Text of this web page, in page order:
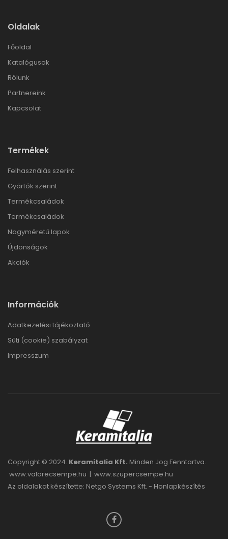
Oldalak
Főoldal
Katalógusok
Rólunk
Partnereink
Kapcsolat
Termékek
Felhasználás szerint
Gyártók szerint
Termékcsaládok
Termékcsaládok
Nagyméretű lapok
Újdonságok
Akciók
Információk
Adatkezelési tájékoztató
Süti (cookie) szabályzat
Impresszum
Copyright © 2024. Keramitalia Kft. Minden Jog Fenntartva.
www.valorecsempe.hu | www.szupercsempe.hu
Az oldalakat készítette: Netgo Systems Kft. - Honlapkészítés